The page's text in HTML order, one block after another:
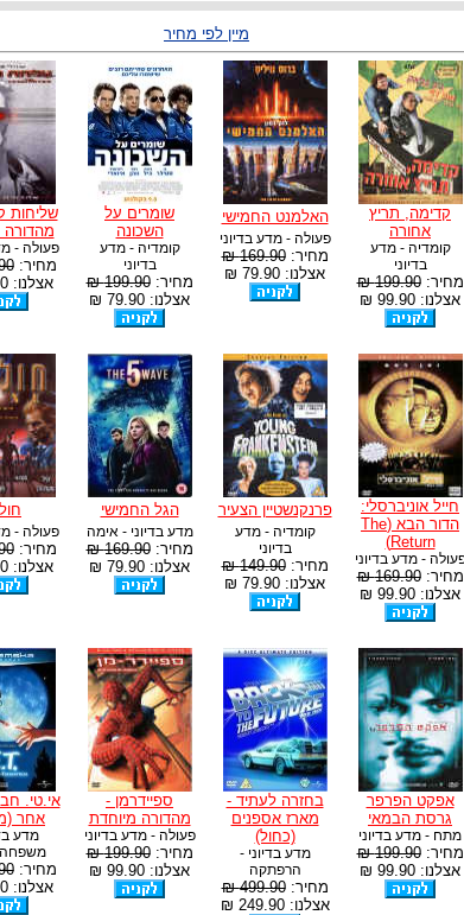
מיין לפי מחיר
קדימה, תריץ
אחורה
קומדיה - מדע
בדיוני
מחיר:199.90 ₪
אצלנו: 99.90 ₪
האלמנט החמישי
פעולה - מדע בדיוני
מחיר:169.90 ₪
אצלנו: 79.90 ₪
שומרים על
השכונה
קומדיה - מדע
בדיוני
מחיר:199.90 ₪
אצלנו: 79.90 ₪
שליחות
מהדורה
פעולה -
מחיר:₪
אצלנו: 99.90 ₪
חייל אוניברסלי:
הדור הבא (The
Return)
- מדע בדיוני
מחיר:169.90 ₪
אצלנו: 99.90 ₪
פרנקנשטיין הצעיר
קומדיה - מדע
בדיוני
מחיר:149.90 ₪
אצלנו: 79.90 ₪
הגל החמישי
מדע בדיוני - אימה
מחיר:169.90 ₪
אצלנו: 79.90 ₪
פעולה -
מחיר:₪
אצלנו: 79.90 ₪
אפקט הפרפר
גרסת הבמאי
מתח - מדע בדיוני
מחיר:199.90 ₪
אצלנו: 99.90 ₪
בחזרה לעתיד -
מארז אספנים
(כחול)
מדע בדיוני -
הרפתקה
מחיר:499.90 ₪
אצלנו: 249.90 ₪
ספיידרמן -
מהדורה מיוחדת
פעולה - מדע בדיוני
מחיר:199.90 ₪
אצלנו: 99.90 ₪
אי.טי.
אחר
מדע
משפחה
מחיר:₪
אצלנו: 99.90 ₪